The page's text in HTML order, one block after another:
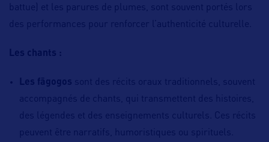
battue) et les parures de plumes, sont souvent portés lors
des performances pour renforcer l’authenticité culturelle.
Les chants :
Les fāgogos sont des récits oraux traditionnels, souvent
accompagnés de chants, qui transmettent des histoires,
des légendes et des enseignements culturels. Ces récits
peuvent être narratifs, humoristiques ou spirituels.